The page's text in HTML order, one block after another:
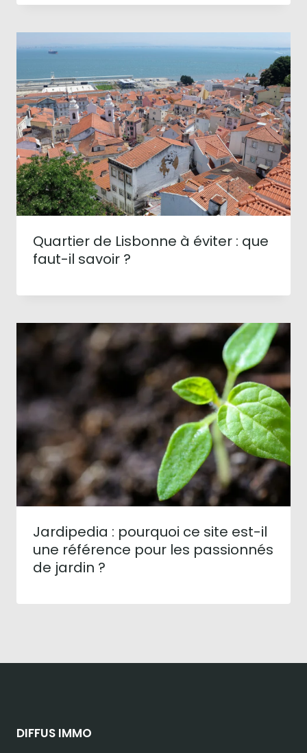
Quartier de Lisbonne à éviter : que
faut-il savoir ?
Jardipedia : pourquoi ce site est-il
une référence pour les passionnés
de jardin ?
DIFFUS IMMO